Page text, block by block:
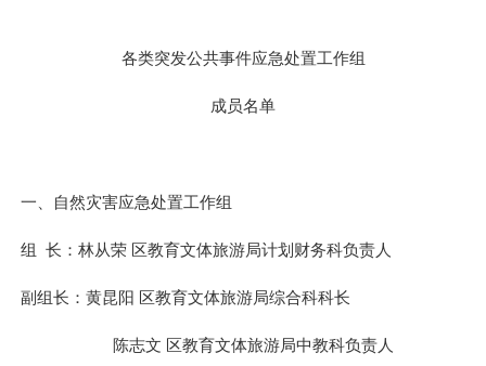
各类突发公共事件应急处置工作组
成员名单
一、自然灾害应急处置工作组
组 长： 林从荣 区教育文体旅游局计划财务科负责人
副组长： 黄昆阳 区教育文体旅游局综合科科长
陈志文 区教育文体旅游局中教科负责人